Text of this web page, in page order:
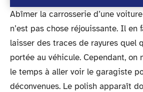
Abîmer la carrosserie d’une
n’est pas chose réjouissante. Il en
laisser des traces de rayures quel
portée au véhicule. Cependant, on
le temps à aller voir le garagiste
déconvenues. Le polish apparaît